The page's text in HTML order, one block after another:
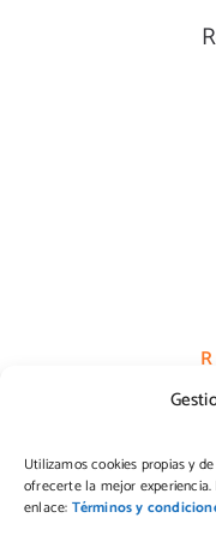
Utilizamos cookies propias y
ofrecerte la mejor
enlace: Términos y